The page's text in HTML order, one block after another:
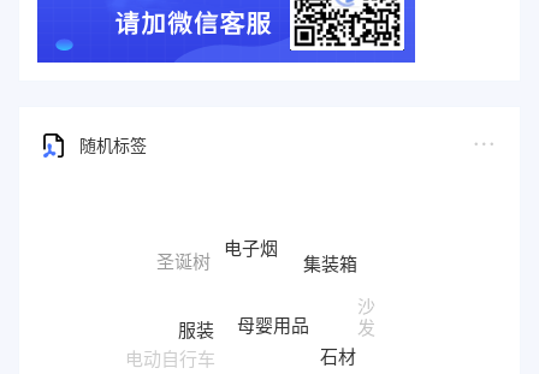
随机标签
圣诞树
电子烟
集装箱
沙
发
电动自行车
服装
母婴用品
石材